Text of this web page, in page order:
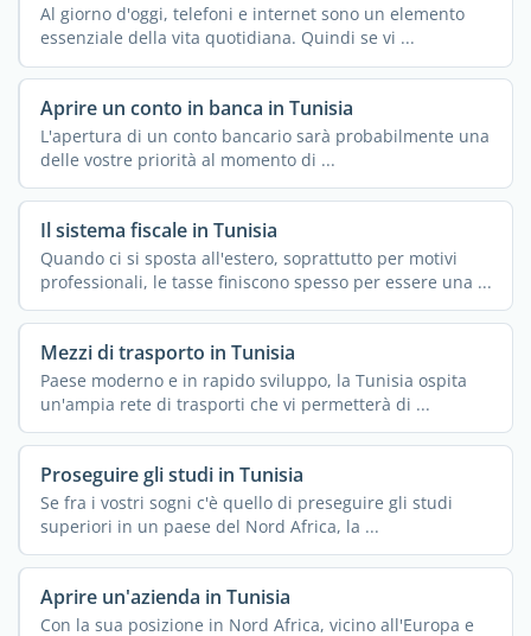
Al giorno d'oggi, telefoni e internet sono un elemento
essenziale della vita quotidiana. Quindi se vi ...
Aprire un conto in banca in Tunisia
L'apertura di un conto bancario sarà probabilmente una
delle vostre priorità al momento di ...
Il sistema fiscale in Tunisia
Quando ci si sposta all'estero, soprattutto per motivi
professionali, le tasse finiscono spesso per essere una ...
Mezzi di trasporto in Tunisia
Paese moderno e in rapido sviluppo, la Tunisia ospita
un'ampia rete di trasporti che vi permetterà di ...
Proseguire gli studi in Tunisia
Se fra i vostri sogni c'è quello di preseguire gli studi
superiori in un paese del Nord Africa, la ...
Aprire un'azienda in Tunisia
Con la sua posizione in Nord Africa, vicino all'Europa e